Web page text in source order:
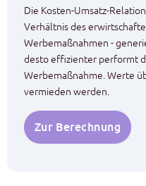
Die Kosten-Umsatz-
Verhältnis des
Werbemaßnahmen -
desto effizienter performt
Werbemaßnahme. Werte
vermieden werden.
Zur Berechnung